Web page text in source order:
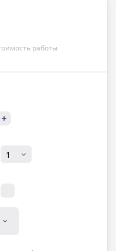
работы